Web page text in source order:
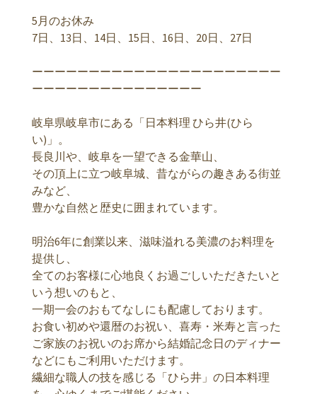
5月のお休み
7日、13日、14日、15日、16日、20日、27日
ーーーーーーーーーーーーーーーーーーーーーー
ーーーーーーーーーーーーーーー
岐阜県岐阜市にある「日本料理 ひら井(ひら
い)」。
長良川や、岐阜を一望できる金華山、
その頂上に立つ岐阜城、昔ながらの趣きある街並
みなど、
豊かな自然と歴史に囲まれています。
明治6年に創業以来、滋味溢れる美濃のお料理を
提供し、
全てのお客様に心地良くお過ごしいただきたいと
いう想いのもと、
一期一会のおもてなしにも配慮しております。
お食い初めや還暦のお祝い、喜寿・米寿と言った
ご家族のお祝いのお席から結婚記念日のディナー
などにもご利用いただけます。
繊細な職人の技を感じる「ひら井」の日本料理